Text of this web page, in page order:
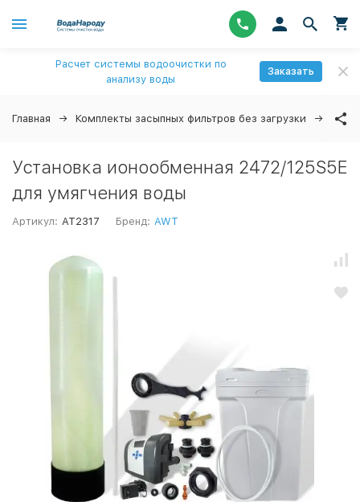
Расчет системы водоочистки по
анализу воды
Заказать
Главная Комплекты засыпных фильтров без загрузки
Установка ионообменная 2472/125S5E
для умягчения воды
Артикул: AT2317 Бренд: AWT